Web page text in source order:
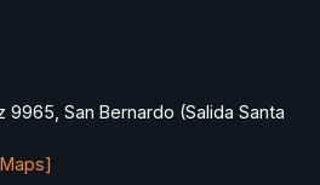
9965, San Bernardo (Salida Santa